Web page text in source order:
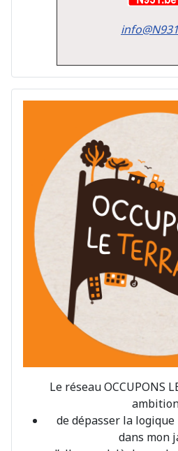
Le réseau OCCUPONS
de dépasser la
dans mon